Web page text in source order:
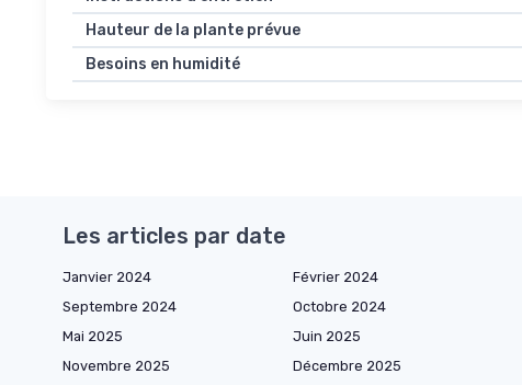
Hauteur de la plante prévue
Besoins en humidité
Les articles par date
Janvier 2024 Février 2024
Septembre 2024
Octobre 2024
Mai 2025
Juin 2025
Novembre 2025
Décembre 2025